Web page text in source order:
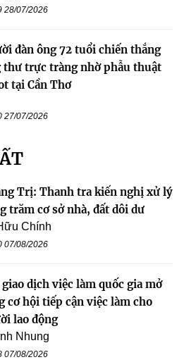
28/07/2026
đàn ông 72 tuổi chiến thắng
thư trực tràng nhờ phẫu thuật
tại Cần Thơ
27/07/2026
Trị: Thanh tra kiến nghị xử lý
trăm cơ sở nhà, đất dôi dư
Chính
07/08/2026
giao dịch việc làm quốc gia mở
cơ hội tiếp cận việc làm cho
lao động
Nhung
07/08/2026